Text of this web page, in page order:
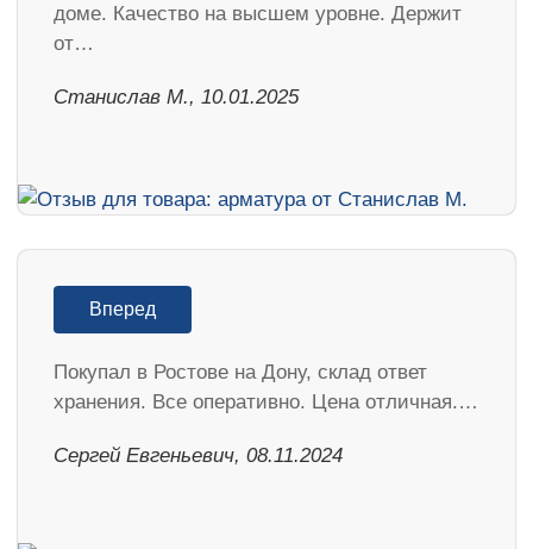
доме. Качество на высшем уровне. Держит
от…
Станислав М., 10.01.2025
Вперед
Покупал в Ростове на Дону, склад ответ
хранения. Все оперативно. Цена отличная.…
Сергей Евгеньевич, 08.11.2024